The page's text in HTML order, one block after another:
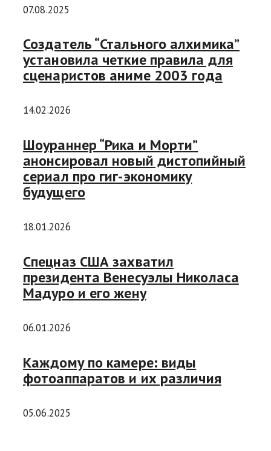
07.08.2025
Создатель “Стального алхимика”
установила четкие правила для
сценаристов аниме 2003 года
14.02.2026
Шоураннер “Рика и Морти”
анонсировал новый дистопийный
сериал про гиг-экономику
будущего
18.01.2026
Спецназ США захватил
президента Венесуэлы Николаса
Мадуро и его жену
06.01.2026
Каждому по камере: виды
фотоаппаратов и их различия
05.06.2025